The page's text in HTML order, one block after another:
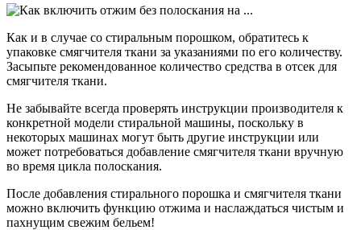
Как и в случае со стиральным порошком, обратитесь к
упаковке смягчителя ткани за указаниями по его количеству.
Засыпьте рекомендованное количество средства в отсек для
смягчителя ткани.
Не забывайте всегда проверять инструкции производителя к
конкретной модели стиральной машины, поскольку в
некоторых машинах могут быть другие инструкции или
может потребоваться добавление смягчителя ткани вручную
во время цикла полоскания.
После добавления стирального порошка и смягчителя ткани
можно включить функцию отжима и наслаждаться чистым и
пахнущим свежим бельем!